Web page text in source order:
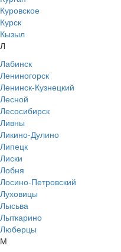
Куровское
Курск
Кызыл
Л
Лабинск
Лениногорск
Ленинск-Кузнецкий
Лесной
Лесосибирск
Ливны
Ликино-Дулино
Липецк
Лиски
Лобня
Лосино-Петровский
Луховицы
Лысьва
Лыткарино
Люберцы
М